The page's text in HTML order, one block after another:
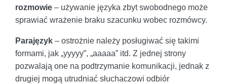
rozmowie – używanie języka zbyt swobodnego może
sprawiać wrażenie braku szacunku wobec rozmówcy.
Parajęzyk – ostrożnie należy posługiwać się takimi
formami, jak „yyyyy”, „aaaaa” itd. Z jednej strony
pozwalają one na podtrzymanie komunikacji, jednak z
drugiej mogą utrudniać słuchaczowi odbiór